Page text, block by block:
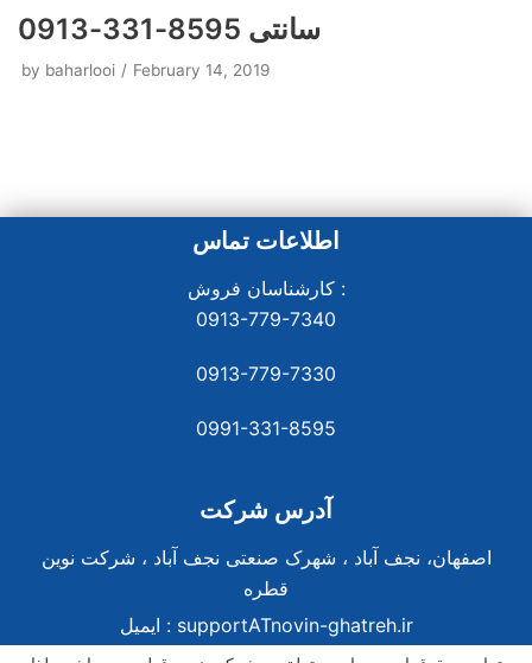
سانتی 8595-331-0913
by baharlooi February 14, 2019
اطلاعات تماس
کارشناسان فروش :
0913-779-7340
0913-779-7330
0991-331-8595
آدرس شرکت
اصفهان، نجف آباد ، شهرک صنعتی نجف آباد ، شرکت نوین
قطره
ایمیل : supportATnovin-ghatreh.ir